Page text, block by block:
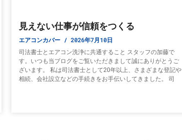
見えない仕事が信頼をつくる
エアコンカバー 2026年7月10日
司法書士とエアコン洗浄に共通すること スタッフの加藤で
す。いつも当ブログをご覧いただきまして誠にありがとうご
ざいます。 私は司法書士として20年以上、さまざまな登記や
相続、会社設立などの手続きをお手伝いしてきました。 司